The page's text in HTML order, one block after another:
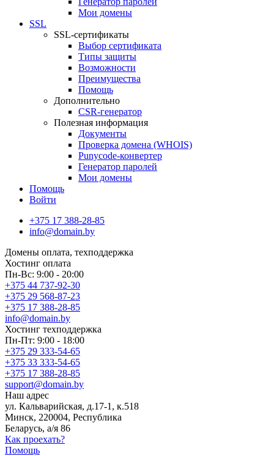
Мои домены
SSL
SSL-сертификаты
Выбор сертификата
Типы защиты
Возможности
Преимущества
Помощь
Дополнительно
CSR-генератор
Полезная информация
Документы
Проверка домена (WHOIS)
Punycode-конвертер
Генератор паролей
Мои домены
Помощь
Войти
+375 17 388-28-85
info@domain.by
Домены оплата, техподдержка
Хостинг оплата
Пн-Вс: 9:00 - 20:00
+375 44 737-92-30
+375 29 568-87-23
+375 17 388-28-85
info@domain.by
Хостинг техподдержка
Пн-Пт: 9:00 - 18:00
+375 29 333-54-65
+375 33 333-54-65
+375 17 388-28-85
support@domain.by
Наш адрес
ул. Кальварийская, д.17-1, к.518
Минск, 220004, Республика
Беларусь, а/я 86
Как проехать?
Помощь